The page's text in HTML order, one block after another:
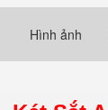
Hình ảnh